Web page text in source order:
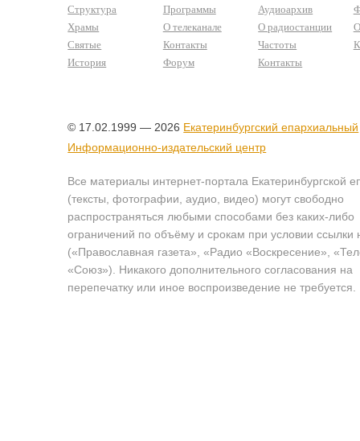
Структура
Храмы
Святые
История
Программы
О телеканале
Контакты
Форум
Аудиоархив
О радиостанции
Частоты
Контакты
© 17.02.1999 — 2026 Екатеринбургский епархиальный
Информационно-издательский центр
Все материалы интернет-портала Екатеринбургской
(тексты, фотографии, аудио, видео) могут свободно
распространяться любыми способами без каких-либо
ограничений по объёму и срокам при условии ссылки
(«Православная газета», «Радио «Воскресение»,
«Союз»). Никакого дополнительного согласования на
перепечатку или иное воспроизведение не требуется.